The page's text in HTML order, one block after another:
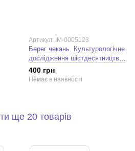
Артикул: IM-0005123
Берег чекань. Культурологічне
дослідження шістдесятництва.
Сімоне Аттіліо Беллеццо
400 грн
Немає в наявності
ще 20 товарів